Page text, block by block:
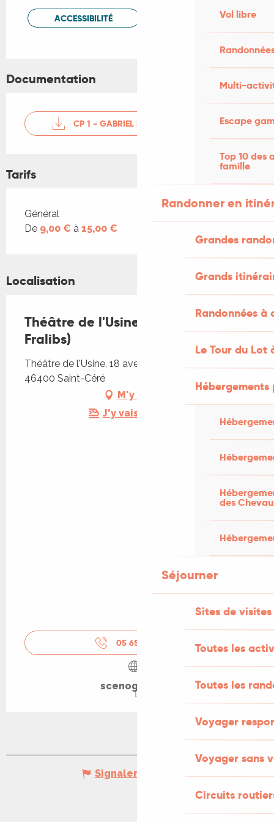
Vol libre
Multi-
Escape
Top 10 des
famille
Randonner en
Grandes
Grands
Randonnées
Le Tour du Lot
des
Séjourner
Sites de visites
Toutes les
Toutes les
Voyager
Voyager sans
Circuits
ACCESSIBILITÉ
Documentation
CP 1 - GABRIEL LUCAS DE LEYSSAC
Tarifs
Tarifs 2026
Général
De 9,00 € à 15,00 €
Localisation
Théâtre de l'Usine - 1336 (Parole de
Fralibs)
Théâtre de l'Usine, 18 avenue du Docteur Roux,
46400 Saint-Céré
M'y rendre
J'y vais en train !
05 65 38 28
scenograph.fr
Signaler une erreur